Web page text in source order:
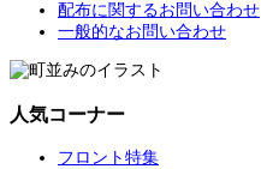
配布に関するお問い合わせ
一般的なお問い合わせ
人気コーナー
フロント特集